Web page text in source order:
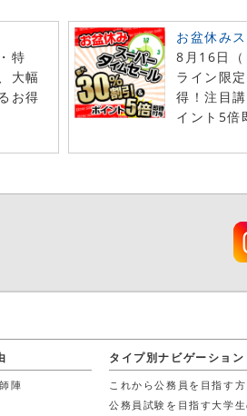
特
大幅
お得
お盆休み
8月16日
ライン限
得！注目
イント5倍
陣
タイプ別ナビゲーション
これから公務員を目指す方
公務員試験を目指す大学